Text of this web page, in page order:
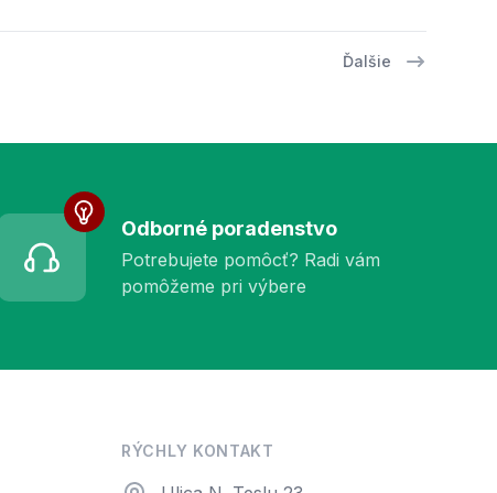
Ďalšie
Odborné poradenstvo
Potrebujete pomôcť? Radi vám
pomôžeme pri výbere
RÝCHLY KONTAKT